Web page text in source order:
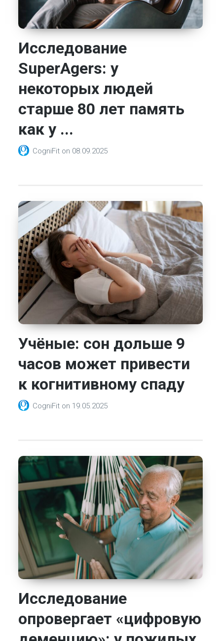
Исследование
SuperAgers: у
некоторых людей
старше 80 лет память
как у ...
CogniFit on 08.09.2025
Учёные: сон дольше 9
часов может привести
к когнитивному спаду
CogniFit on 19.05.2025
Исследование
опровергает «цифровую